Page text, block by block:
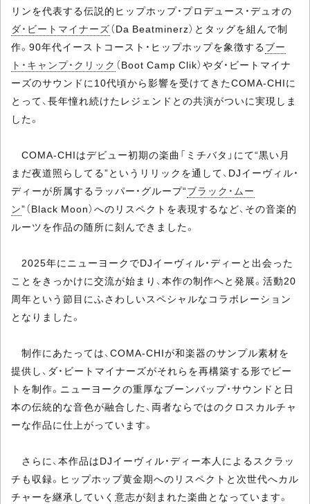
リンを代表する伝説的ヒップホップ・プロデュース・デュオの
ダ・ビートマイナーズ（Da Beatminerz）とタッグを組んで制
作。90年代イーストコースト・ヒップホップを象徴するブー
ト・キャンプ・クリック （Boot Camp Clik）やダ・ビートマイナ
ーズのサウンドに10代頃から影響を受けてきたCOMA-CHIに
とって、長年憧れ続けたレジェンドとの共演がついに実現しま
した。
COMA-CHIはデビュー初期の楽曲「ミチバタ」にて“黒い月
まだ夜道照らしてる”というリリックを通して、DJイーヴィル・
ディーが所属するラッパー・グループ“ブラック・ムー
ン”（Black Moon）へのリスペクトを表現するなど、その音楽的
ルーツを作品の随所に刻んできました。
2025年にニューヨークでDJイーヴィル・ディーと出会った
ことをきっかけに交流が始まり、本作の制作へと発展。活動20
周年という節目にふさわしいスペシャルなコラボレーション
となりました。
制作にあたっては、COMA-CHIが和楽器のサンプル素材を
提供し、ダ・ビートマイナーズがそれらを再構築する形でビー
トを制作。ニューヨークの重厚なブーンバップ・サウンドと日
本の伝統的な音色が融合した、両者ならではのクロスカルチャ
ーな作品に仕上がっています。
さらに、本作品はDJイーヴィル・ディー本人によるスクラッ
チも収録。ヒップホップ黄金期へのリスペクトと次世代へカル
チャーを継承していく意志が刻まれた楽曲となっています。